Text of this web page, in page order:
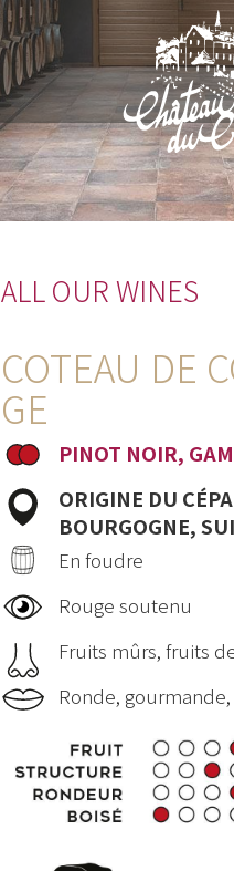
ALL OUR WINES
COTEAU DE
GE
PINOT NOIR,
ORIGINE DU
BOURGOGNE,
En foudre
Rouge soutenu
Fruits mûrs, fruits
Ronde,